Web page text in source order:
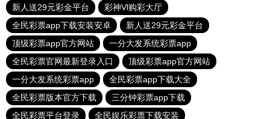
新人送29元彩金平台
彩神Vl购彩大厅
全民彩票app下载安装安卓
新人送29元彩金平台
顶级彩票app官方网站
一分大发系统彩票app
全民彩票官网最新登录入口
顶级彩票app官方网站
一分大发系统彩票app
全民彩票app下载大全
全民彩票版本官方下载
三分钟彩票app下载
全民彩票平台登录
全民娱乐彩票下载安装